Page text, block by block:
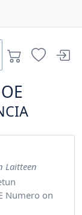
Laitteen
Numero on